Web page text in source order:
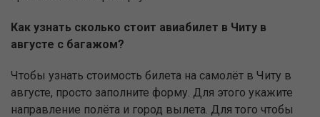
Как узнать сколько стоит авиабилет в Читу в
августе с багажом?
Чтобы узнать стоимость билета на самолёт в Читу в
августе, просто заполните форму. Для этого укажите
направление полёта и город вылета. Для того чтобы